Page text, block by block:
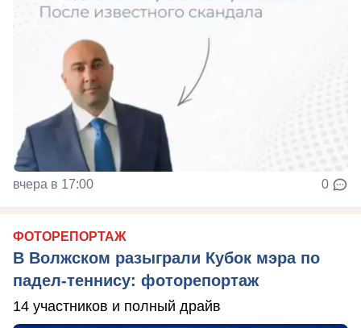
вчера в 17:00 0
ФОТОРЕПОРТАЖ
В Волжском разыграли Кубок мэра по
падел-теннису: фоторепортаж
14 участников и полный драйв